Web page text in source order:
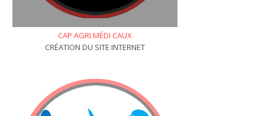
CAP AGRI MÉDI CAUX
CRÉATION DU SITE INTERNET